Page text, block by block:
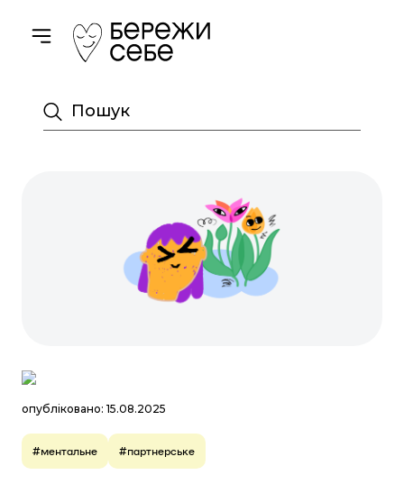
Toggle navigation
Пошук
опубліковано: 15.08.2025
#ментальне #партнерське